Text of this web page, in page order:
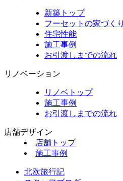
新築トップ
フーセットの家づくり
住宅性能
施工事例
お引渡しまでの流れ
リノベーション
リノベトップ
施工事例
お引渡しまでの流れ
店舗デザイン
店舗トップ
施工事例
北欧旅行記